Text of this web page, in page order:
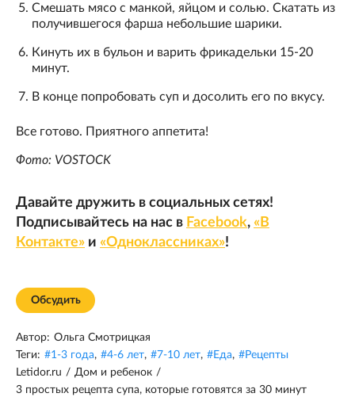
Смешать мясо с манкой, яйцом и солью. Скатать из
получившегося фарша небольшие шарики.
Кинуть их в бульон и варить фрикадельки 15-20
минут.
В конце попробовать суп и досолить его по вкусу.
Все готово. Приятного аппетита!
Фото: VOSTOCK
Давайте дружить в социальных сетях!
Подписывайтесь на нас в Facebook, «В
Контакте» и «Одноклассниках»!
Обсудить
Автор: Ольга Смотрицкая
Теги: #1-3 года, #4-6 лет, #7-10 лет, #Еда, #Рецепты
Letidor.ru / Дом и ребенок /
3 простых рецепта супа, которые готовятся за 30 минут